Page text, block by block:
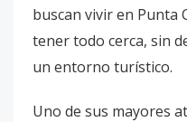
buscan vivir en Punta
tener todo cerca, sin
un entorno turístico.
Uno de sus mayores